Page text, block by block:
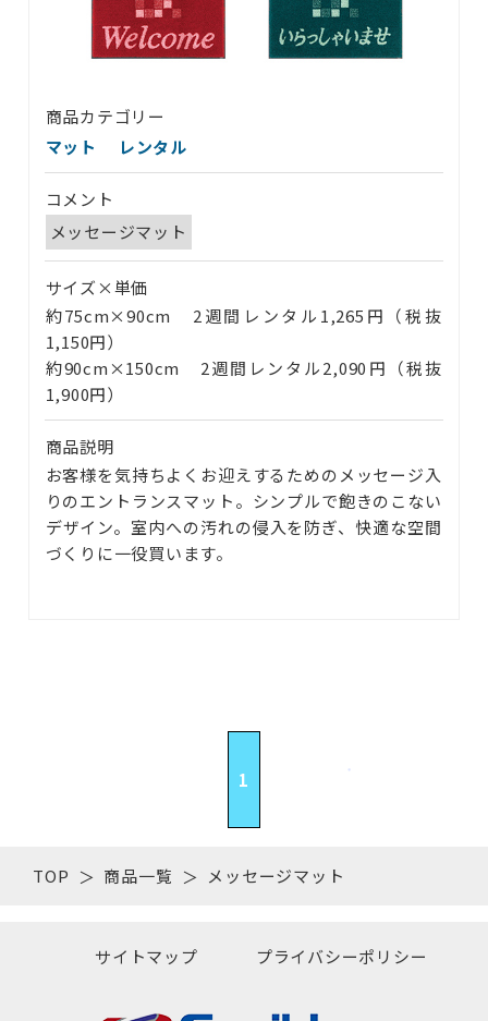
商品カテゴリー
マット
レンタル
コメント
メッセージマット
サイズ×単価
約75cm×90cm 2週間レンタル1,265円（税抜
1,150円）
約90cm×150cm 2週間レンタル2,090円（税抜
1,900円）
商品説明
お客様を気持ちよくお迎えするためのメッセージ入
りのエントランスマット。シンプルで飽きのこない
デザイン。室内への汚れの侵入を防ぎ、快適な空間
づくりに一役買います。
1
TOP 商品一覧 メッセージマット
サイトマップ プライバシーポリシー